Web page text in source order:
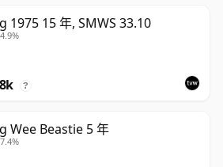
1975 15 年, SMWS 33.10
?
Wee Beastie 5 年